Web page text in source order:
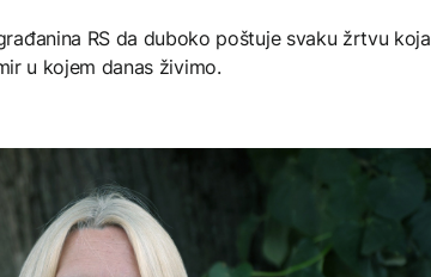
RS da duboko poštuje svaku žrtvu koja
u kojem danas živimo.